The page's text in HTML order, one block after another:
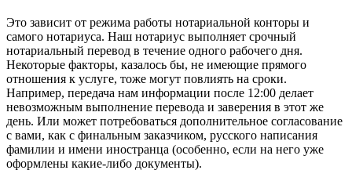
Это зависит от режима работы нотариальной конторы и
самого нотариуса. Наш нотариус выполняет срочный
нотариальный перевод в течение одного рабочего дня.
Некоторые факторы, казалось бы, не имеющие прямого
отношения к услуге, тоже могут повлиять на сроки.
Например, передача нам информации после 12:00 делает
невозможным выполнение перевода и заверения в этот же
день. Или может потребоваться дополнительное согласование
с вами, как с финальным заказчиком, русского написания
фамилии и имени иностранца (особенно, если на него уже
оформлены какие-либо документы).